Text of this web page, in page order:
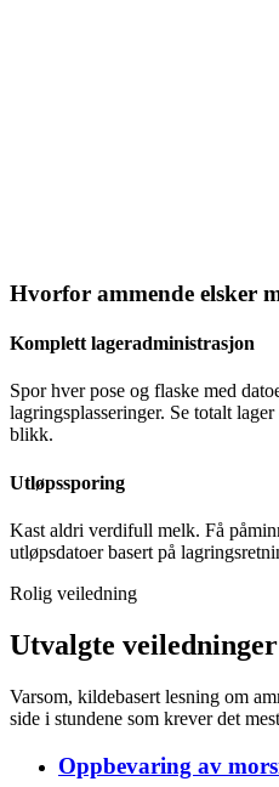
Hvorfor ammende elsker
Komplett lageradministrasjon
Spor hver pose og flaske med
lagringsplasseringer. Se totalt
blikk.
Utløpssporing
Kast aldri verdifull melk. Få
utløpsdatoer basert på
Rolig veiledning
Utvalgte veiledninger
Varsom, kildebasert lesning om
side i stundene som krever det
Oppbevaring av